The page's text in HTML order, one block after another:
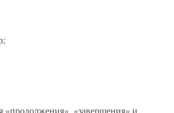
«продолжения», «завершения» и